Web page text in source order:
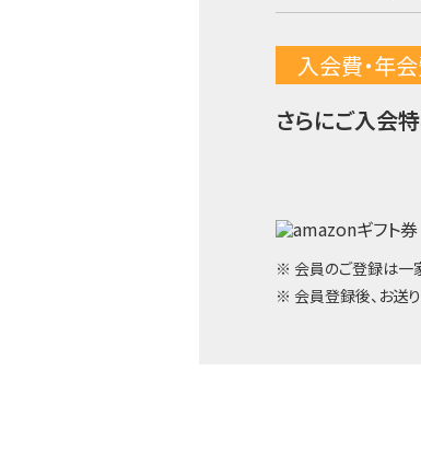
入会費・年
さらにご入会
※ 会員のご登録は一
※ 会員登録後、お送